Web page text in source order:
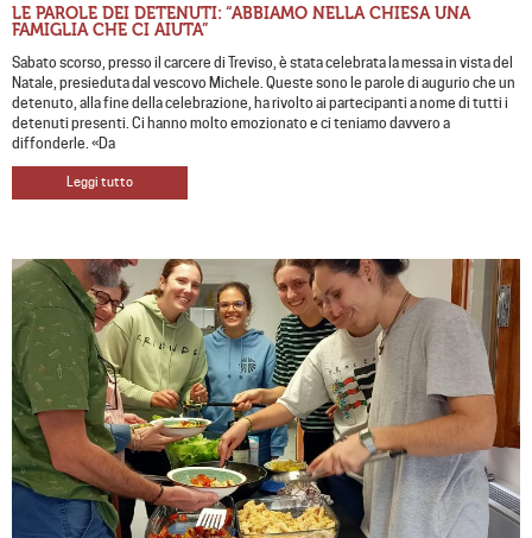
LE PAROLE DEI DETENUTI: “ABBIAMO NELLA CHIESA UNA
FAMIGLIA CHE CI AIUTA”
Sabato scorso, presso il carcere di Treviso, è stata celebrata la messa in vista del
Natale, presieduta dal vescovo Michele. Queste sono le parole di augurio che un
detenuto, alla fine della celebrazione, ha rivolto ai partecipanti a nome di tutti i
detenuti presenti. Ci hanno molto emozionato e ci teniamo davvero a
diffonderle. «Da
Leggi tutto